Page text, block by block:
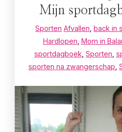
Mijn
Sporten Afvallen back in
Hardlopen Mom in
sportdagboek Sporten
sporten na zwangerschap